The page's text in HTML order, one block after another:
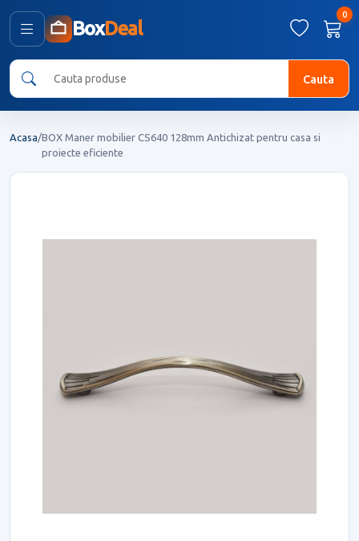
BoxDeal
0
Cauta
Acasa/BOX Maner mobilier CS640 128mm Antichizat pentru casa si
proiecte eficiente